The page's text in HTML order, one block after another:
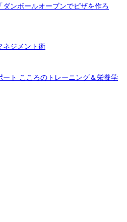
ンボールオーブンでピザを作ろ
ネジメント術
ート こころのトレーニング＆栄養学